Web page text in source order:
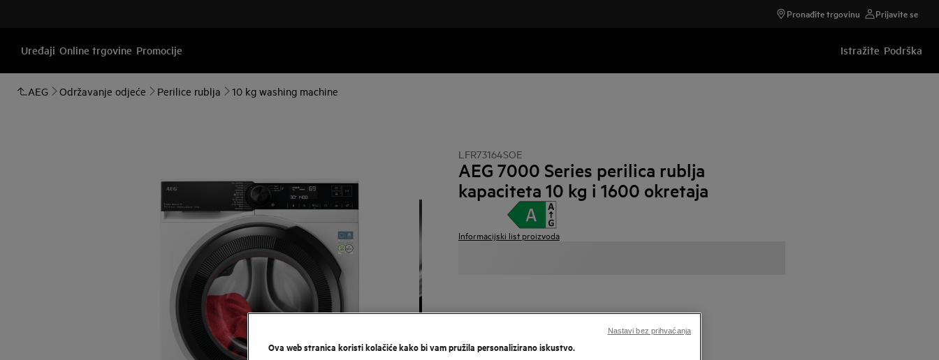
Pronađite trgovinu Prijavite se
Uređaji Online trgovine Promocije Istražite Podrška
AEG Održavanje odjeće Perilice rublja 10 kg washing machine
LFR73164SOE
AEG 7000 Series perilica rublja
kapaciteta 10 kg i 1600 okretaja
Informacijski list proizvoda
Ova web stranica koristi kolačiće kako bi vam pružila personalizirano iskustvo.
Nastavi bez prihvaćanja